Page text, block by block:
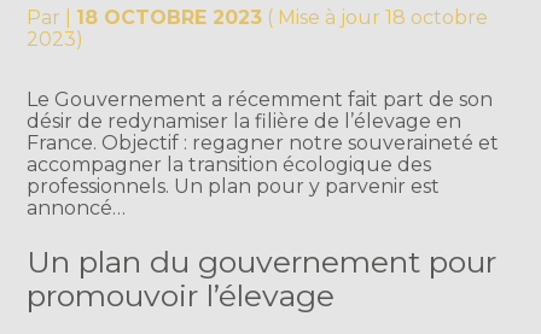
Par 18 OCTOBRE 2023 ( Mise à jour 18 octobre
2023)
Le Gouvernement a récemment fait part de son
désir de redynamiser la filière de l’élevage en
France. Objectif : regagner notre souveraineté et
accompagner la transition écologique des
professionnels. Un plan pour y parvenir est
annoncé…
Un plan du gouvernement pour
promouvoir l’élevage